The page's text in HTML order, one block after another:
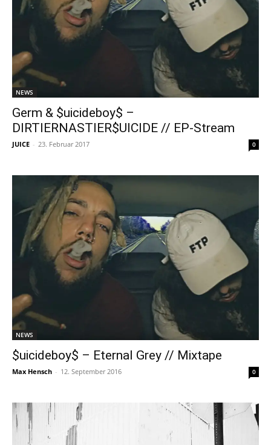
NEWS
Germ & $uicideboy$ –
DIRTIERNASTIER$UICIDE // EP-Stream
JUICE - 23. Februar 2017 0
NEWS
$uicideboy$ – Eternal Grey // Mixtape
Max Hensch - 12. September 2016 0